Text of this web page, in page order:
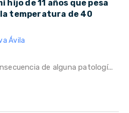
hijo de 11 años que pesa
temperatura de 40
Ávila
de alguna patologí...